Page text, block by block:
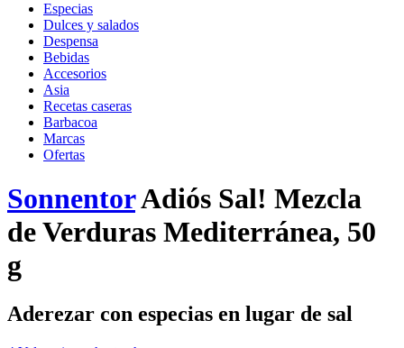
Especias
Dulces y salados
Despensa
Bebidas
Accesorios
Asia
Recetas caseras
Barbacoa
Marcas
Ofertas
SonnentorAdiós Sal! Mezcla
de Verduras Mediterránea, 50
g
Aderezar con especias en lugar de sal